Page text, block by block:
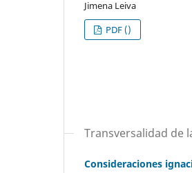
Jimena Leiva
PDF ()
Transversalidad de
Consideraciones